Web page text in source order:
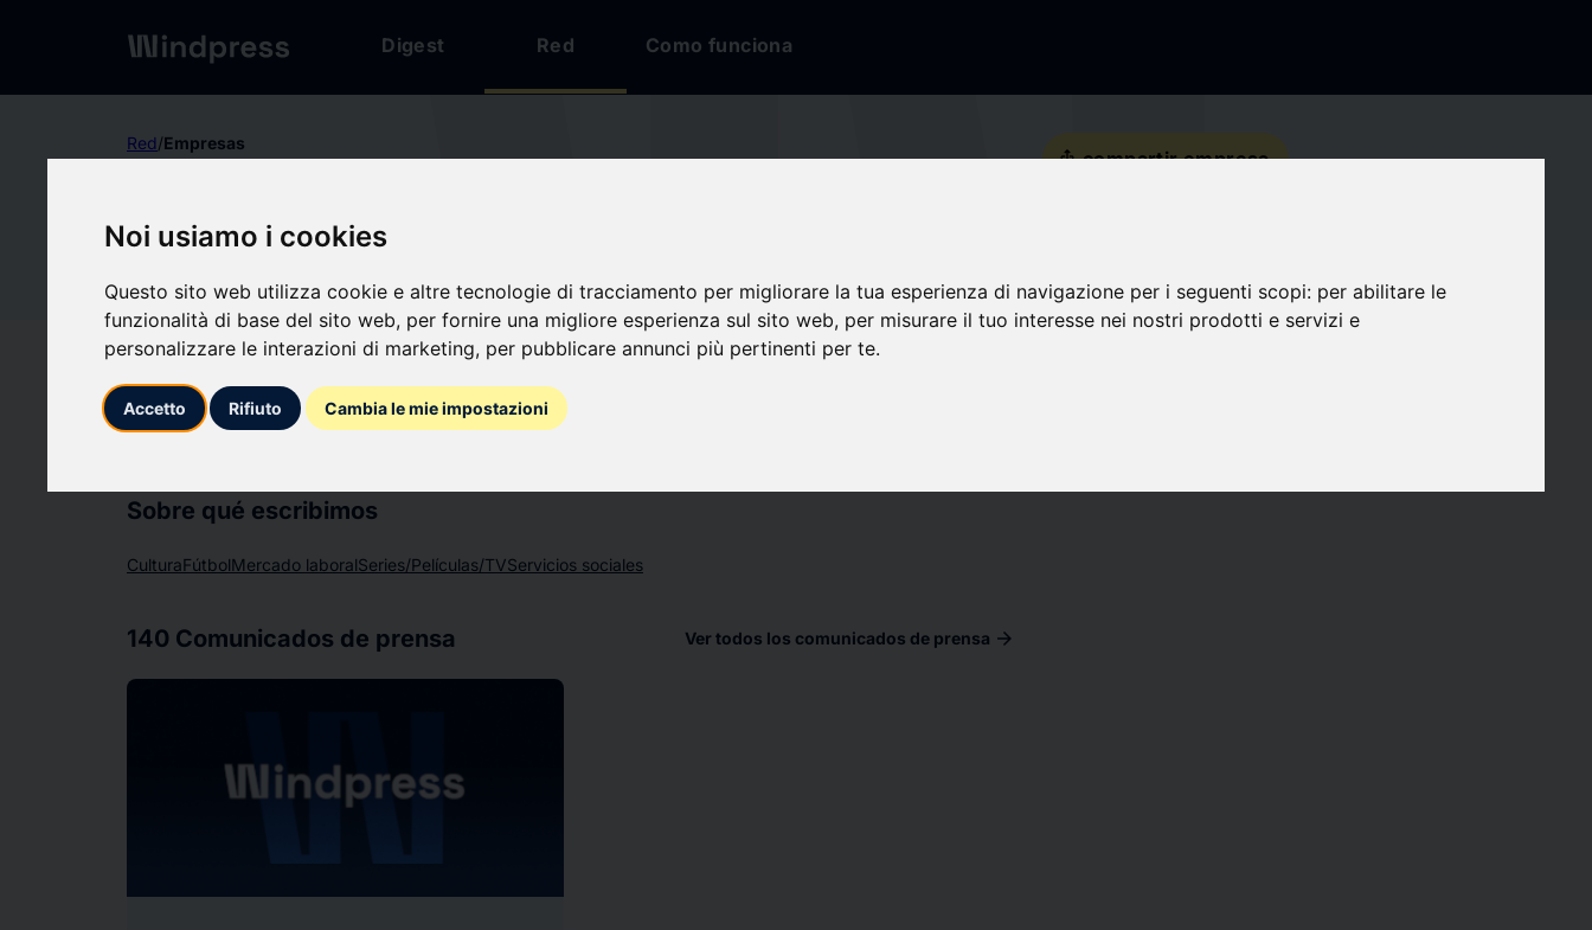
Noi usiamo i cookies
Questo sito web utilizza cookie e altre tecnologie di tracciamento per migliorare la tua esperienza di navigazione per i seguenti scopi: per abilitare le
funzionalità di base del sito web, per fornire una migliore esperienza sul sito web, per misurare il tuo interesse nei nostri prodotti e servizi e
personalizzare le interazioni di marketing, per pubblicare annunci più pertinenti per te.
Accetto Rifiuto Cambia le mie impostazioni
Digest Red Como funciona
Red/Empresas
FÉ
FÉDÉRATION FRANÇAISE
DE VOL Ã€ VOILE
favorite Seguir actualizaciones
Sobre qué escribimos
CulturaFútbolMercado laboralSeries/Películas/TVServicios sociales
140 Comunicados de prensa Ver todos los comunicados de prensa arrow_forward
ios_share compartir empresa
Redes sociales